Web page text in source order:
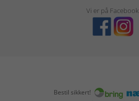
Vi er på Facebook
Bestil sikkert!